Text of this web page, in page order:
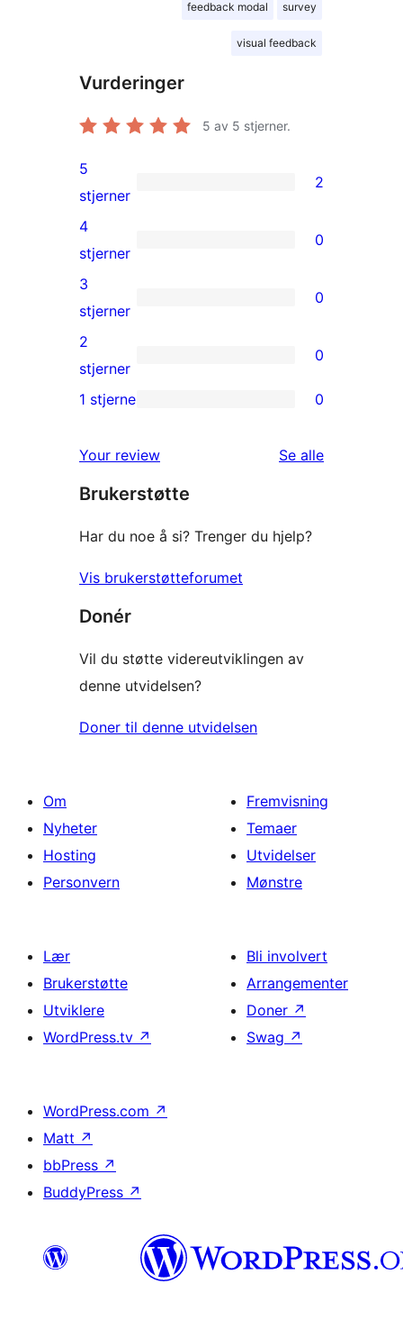
feedback modal survey
visual feedback
Vurderinger
5 av 5 stjerner.
2
5-
star
reviews
5
stjerner
2
0
4-
star
reviews
4
stjerner
0
0
3-
star
reviews
3
stjerner
0
0
2-
reviews
2
stjerner
0
star
reviews
1 stjerne 0
Your review Se alleomtalene
Brukerstøtte
Har du noe å si? Trenger du hjelp?
Vis brukerstøtteforumet
Donér
Vil du støtte videreutviklingen av
denne utvidelsen?
Doner til denne utvidelsen
Om
Nyheter
Hosting
Personvern
Fremvisning
Temaer
Utvidelser
Mønstre
Lær
Brukerstøtte
Utviklere
WordPress.tv ↗
Bli involvert
Arrangementer
Doner ↗
Swag ↗
WordPress.com ↗
Matt ↗
bbPress ↗
BuddyPress ↗